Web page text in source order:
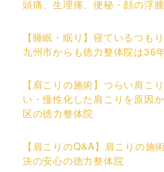
頭痛、生理痛、便秘・顔の浮
【睡眠・眠り】寝ているつも
九州市からも徳力整体院は36年
【肩こりの施術】つらい肩こ
い・慢性化した肩こりを原因
区の徳力整体院
【肩こりのQ&A】肩こりの施
決の安心の徳力整体院